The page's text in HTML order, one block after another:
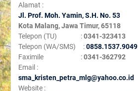
Alamat :
Jl. Prof. Moh. Yamin, S.H. No. 53
Kota Malang, Jawa Timur, 65118
Telepon (TU) :0341-323413
Telepon (WA/SMS) :0858.1537.9049
Faximile :0341-362792
Email :
sma_kristen_petra_mlg@yahoo.co.id
Website :